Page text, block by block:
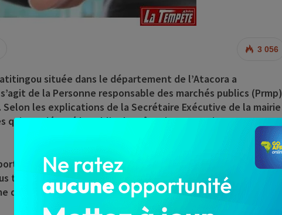
3 056
située dans le département de l’Atacora a
de la Personne responsable des marchés publics (Prmp)
les explications de la Secrétaire Exécutive de la mairie
qui ont déposé le tablier le même jour ont pris cette
par les médias, « (…) que ce soient les cadres
travaillons en parfaite synergie. L’ambiance de travail est
les démissions ne seraient pas liées à des problèmes